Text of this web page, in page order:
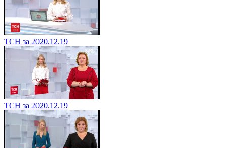
ТСН за 2020.12.19
ТСН за 2020.12.19